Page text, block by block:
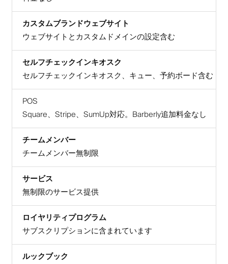
カスタムブランドウェブサイト
ウェブサイトとカスタムドメインの設定含む
セルフチェックインキオスク
セルフチェックインキオスク、キュー、予約ボード含む
POS
Square、Stripe、SumUp対応。Barberly追加料金なし
チームメンバー
チームメンバー無制限
サービス
無制限のサービス提供
ロイヤリティプログラム
サブスクリプションに含まれています
ルックブック